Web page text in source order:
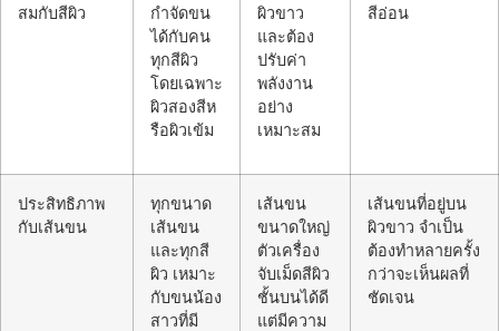
สมกับสีผิว
กำจัดขน
ได้กับคน
ทุกสีผิว
โดยเฉพาะ
ผิวสองสีห
รือผิวเข้ม
ผิวขาว
และต้อง
ปรับค่า
พลังงาน
อย่าง
เหมาะสม
สีอ่อน
ประสิทธิภาพ
กับเส้นขน
ทุกขนาด
เส้นขน
และทุกสี
ผิว เหมาะ
กับขนน้อง
สาวที่มี
เส้นขน
ขนาดใหญ่
ตัวเครื่อง
จับเม็ดสีผิว
ชั้นบนได้ดี
แต่มีความ
เส้นขนที่อยู่บน
ผิวขาว จำเป็น
ต้องทำหลายครั้ง
กว่าจะเห็นผลที่
ชัดเจน